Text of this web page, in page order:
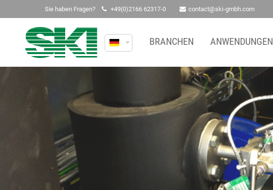
Schnellkontakt
Ich akzeptiere die
E-Mail:
Sie haben Fragen? +49(0)2166 62317-0 contact@ski-gmbh.com
BRANCHEN ANWENDUNGEN